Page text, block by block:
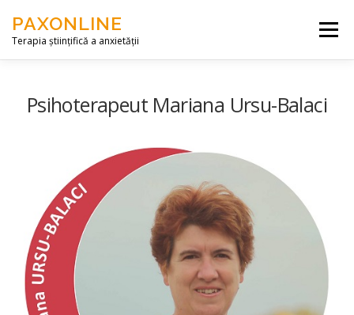
PAXONLINE
Terapia științifică a anxietății
Menu
ACCES
Psihoterapeut Mariana Ursu-Balaci